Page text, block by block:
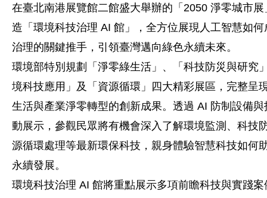
在臺北南港展覽館二館盛大舉辦的「2050 淨零城市展
造「環境科技治理 AI 館」，全方位展現人工智慧如何
治理的關鍵推手，引領臺灣邁向綠色永續未來。
環境部特別規劃「淨零綠生活」、「科技防災與研究
境科技應用」及「資源循環」四大精彩展區，完整呈
生活與產業淨零轉型的創新成果。透過 AI 防制設備與
動展示，參觀民眾將有機會深入了解環境監測、科技
源循環處理等最新環保科技，親身體驗智慧科技如何
永續發展。
環境科技治理 AI 館將重點展示多項前瞻科技與實踐案